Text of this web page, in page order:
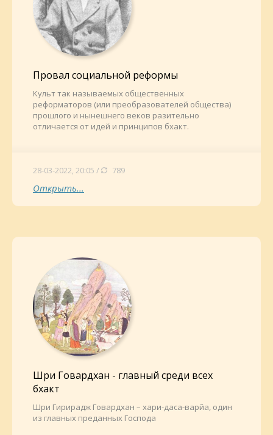
Провал социальной реформы
Культ так называемых общественных
реформаторов (или преобразователей общества)
прошлого и нынешнего веков разительно
отличается от идей и принципов бхакт.
28-03-2022, 20:05 / 789
Открыть...
Шри Говардхан - главный среди всех
бхакт
Шри Гирирадж Говардхан – хари-даса-варйа, один
из главных преданных Господа